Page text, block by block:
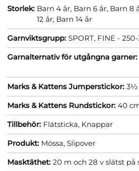
Storlek: Barn 4 år, Barn 6 år, Barn 8
12 år, Barn 14 år
Garnviktsgrupp: SPORT, FINE -
Garnalternativ för utgångna garner:
Marks & Kattens Jumperstickor: 3½
Marks & Kattens Rundstickor: 40
Tillbehör: Flätsticka, Knappar
Produkt: Mössa, Slipover
Masktäthet: 20 m och 28 v slätst på